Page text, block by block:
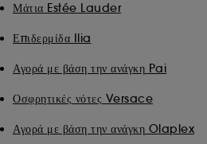
Μάτια Estée Lauder
Επιδερμίδα Ilia
Αγορά με βάση την ανάγκη Pai
Οσφρητικές νότες Versace
Αγορά με βάση την ανάγκη Olaplex